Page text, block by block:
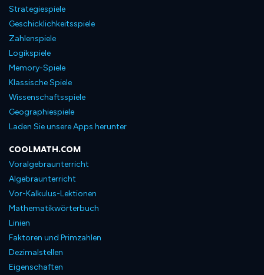
Strategiespiele
Geschicklichkeitsspiele
Zahlenspiele
Logikspiele
Memory-Spiele
Klassische Spiele
Wissenschaftsspiele
Geographiespiele
Laden Sie unsere Apps herunter
COOLMATH.COM
Voralgebraunterricht
Algebraunterricht
Vor-Kalkulus-Lektionen
Mathematikwörterbuch
Linien
Faktoren und Primzahlen
Dezimalstellen
Eigenschaften